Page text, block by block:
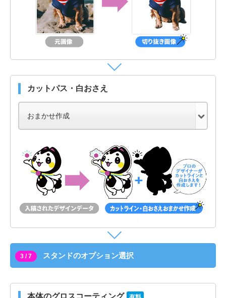
カットパス・白おさえ
3 / 7 スタンドのオプション選択
本体のグロスコーティング